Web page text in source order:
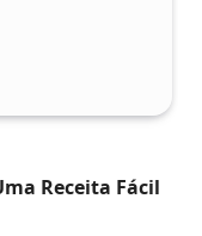
Receita Fácil